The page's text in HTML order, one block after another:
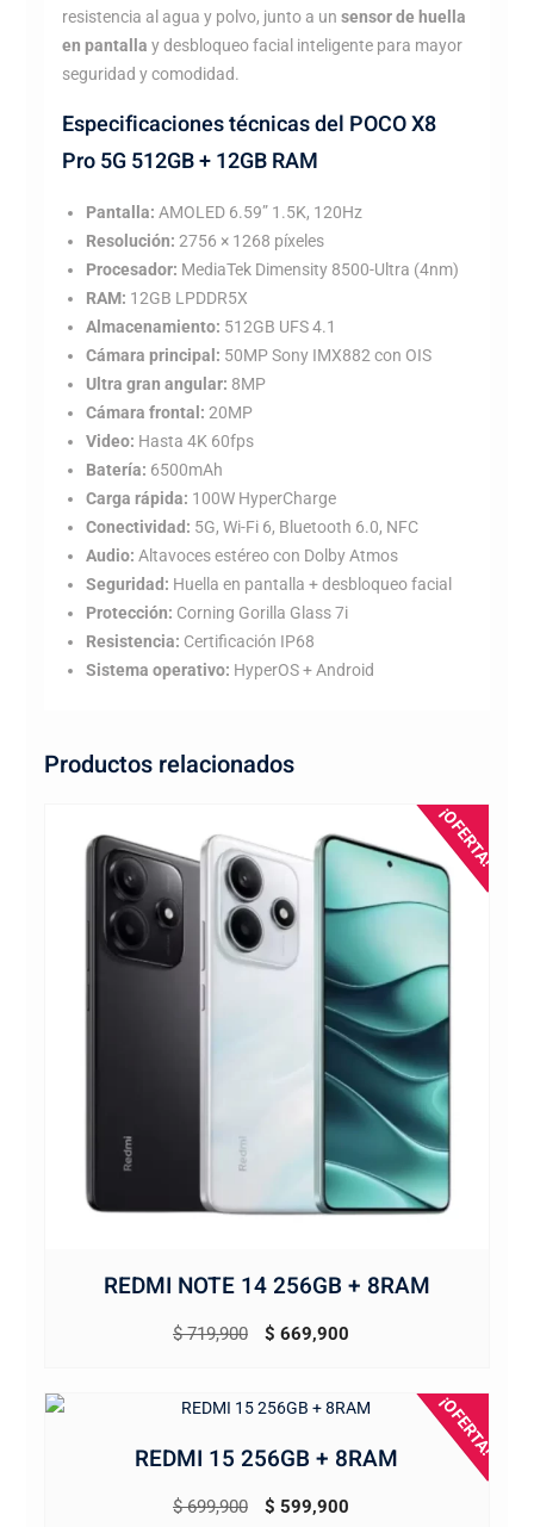
resistencia al agua y polvo, junto a un sensor de huella
en pantalla y desbloqueo facial inteligente para mayor
seguridad y comodidad.
Especificaciones técnicas del POCO X8
Pro 5G 512GB + 12GB RAM
Pantalla: AMOLED 6.59” 1.5K, 120Hz
Resolución: 2756 × 1268 píxeles
Procesador: MediaTek Dimensity 8500-Ultra (4nm)
RAM: 12GB LPDDR5X
Almacenamiento: 512GB UFS 4.1
Cámara principal: 50MP Sony IMX882 con OIS
Ultra gran angular: 8MP
Cámara frontal: 20MP
Video: Hasta 4K 60fps
Batería: 6500mAh
Carga rápida: 100W HyperCharge
Conectividad: 5G, Wi-Fi 6, Bluetooth 6.0, NFC
Audio: Altavoces estéreo con Dolby Atmos
Seguridad: Huella en pantalla + desbloqueo facial
Protección: Corning Gorilla Glass 7i
Resistencia: Certificación IP68
Sistema operativo: HyperOS + Android
Productos relacionados
¡OFERTA!
REDMI NOTE 14 256GB + 8RAM
$719,900
El
$ 719,900.
$ 669,900
$ 669,900. ¡OFERTA!
REDMI 15 256GB + 8RAM
$699,900
El$ 599,900